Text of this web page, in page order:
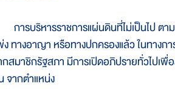
การบริหารราชการแผ่นดินที่ไม่เป็นไป ตา
ง ทางอาญา หรือทางปกครองแล้ว ในทาง
กสมาชิกรัฐสภา มีการเปิดอภิปรายทั่วไปเ
จากตำแหน่ง